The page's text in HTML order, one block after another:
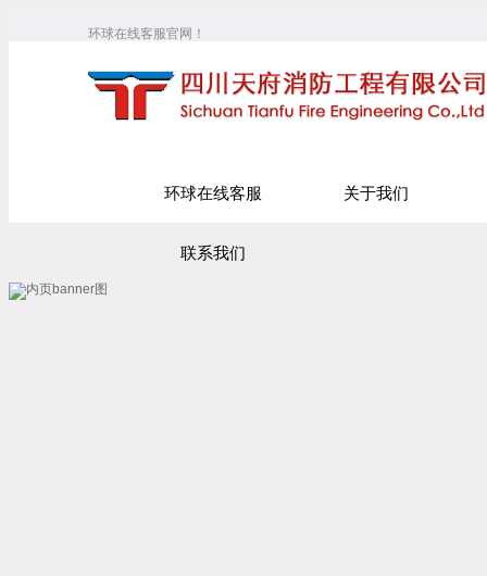
环球在线客服官网！
环球在线客服 关于我们
联系我们